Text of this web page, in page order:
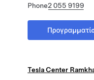
Phone2 055 9199
Tesla Center